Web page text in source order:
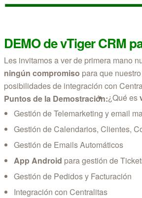
DEMO de vTiger CRM
Les invitamos a ver de primera mano
ningún compromiso para que
posibilidades de integración con
Puntos de la Demostración:¿Qué es
Gestión de Telemarketing y email
Gestión de Calendarios, Clientes,
Gestión de Emails Automáticos
App Android para gestión de
Gestión de Pedidos y Facturación
Integración con Centralitas